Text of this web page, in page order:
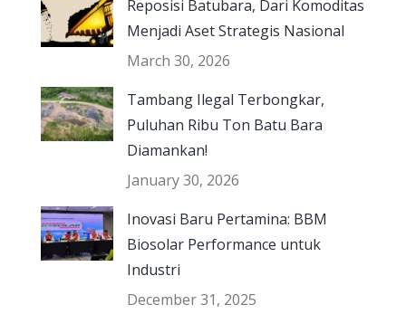
Reposisi Batubara, Dari Komoditas
Menjadi Aset Strategis Nasional
March 30, 2026
Tambang Ilegal Terbongkar,
Puluhan Ribu Ton Batu Bara
Diamankan!
January 30, 2026
Inovasi Baru Pertamina: BBM
Biosolar Performance untuk
Industri
December 31, 2025